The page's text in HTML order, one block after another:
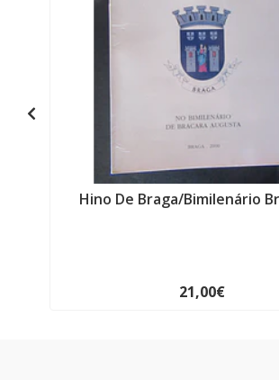
Hino De Braga/Bimilenário
21,00€